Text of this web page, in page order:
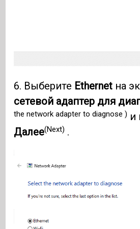
6. Выберите Ethernet на
сетевой адаптер для
the network adapter to diagnose ) и
Далее(Next) .